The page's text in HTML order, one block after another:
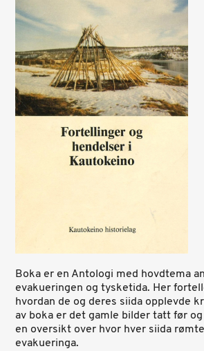
Boka er en Antologi med hovdtema
evakueringen og tysketida. Her
hvordan de og deres siida opplevde
av boka er det gamle bilder tatt før
en oversikt over hvor hver siida
evakueringa.